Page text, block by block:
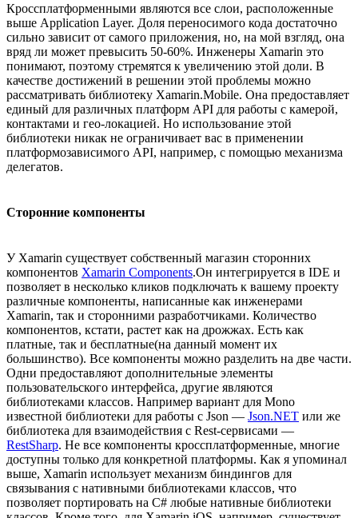
Кроссплатформенными являются все слои, расположенные
выше Application Layer. Доля переносимого кода достаточно
сильно зависит от самого приложения, но, на мой взгляд, она
вряд ли может превысить 50-60%. Инженеры Xamarin это
понимают, поэтому стремятся к увеличению этой доли. В
качестве достижений в решении этой проблемы можно
рассматривать библиотеку Xamarin.Mobile. Она предоставляет
единый для различных платформ API для работы с камерой,
контактами и гео-локацией. Но использование этой
библиотеки никак не ограничивает вас в применении
платформозависимого API, например, с помощью механизма
делегатов.
Сторонние компоненты
У Xamarin существует собственный магазин сторонних
компонентов Xamarin Components.Он интегрируется в IDE и
позволяет в несколько кликов подключать к вашему проекту
различные компоненты, написанные как инженерами
Xamarin, так и сторонними разработчиками. Количество
компонентов, кстати, растет как на дрожжах. Есть как
платные, так и бесплатные(на данный момент их
большинство). Все компоненты можно разделить на две части.
Одни предоставляют дополнительные элементы
пользовательского интерфейса, другие являются
библиотеками классов. Например вариант для Mono
известной библиотеки для работы с Json — Json.NET или же
библиотека для взаимодействия с Rest-сервисами —
RestSharp. Не все компоненты кроссплатформенные, многие
доступны только для конкретной платформы. Как я упоминал
выше, Xamarin использует механизм биндингов для
связывания с нативными библиотеками классов, что
позволяет портировать на C# любые нативные библиотеки